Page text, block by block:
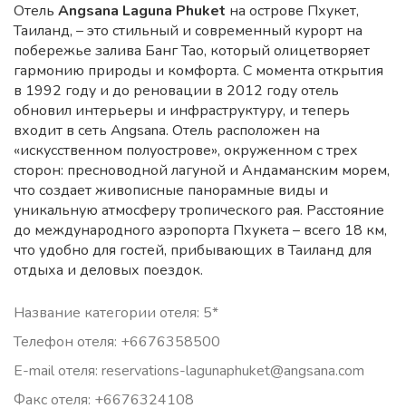
Отель Angsana Laguna Phuket на острове Пхукет,
Таиланд, – это стильный и современный курорт на
побережье залива Банг Тао, который олицетворяет
гармонию природы и комфорта. С момента открытия
в 1992 году и до реновации в 2012 году отель
обновил интерьеры и инфраструктуру, и теперь
входит в сеть Angsana. Отель расположен на
«искусственном полуострове», окруженном с трех
сторон: пресноводной лагуной и Андаманским морем,
что создает живописные панорамные виды и
уникальную атмосферу тропического рая. Расстояние
до международного аэропорта Пхукета – всего 18 км,
что удобно для гостей, прибывающих в Таиланд для
отдыха и деловых поездок.
Название категории отеля: 5*
Телефон отеля: +6676358500
E-mail отеля: reservations-lagunaphuket@angsana.com
Факс отеля: +6676324108